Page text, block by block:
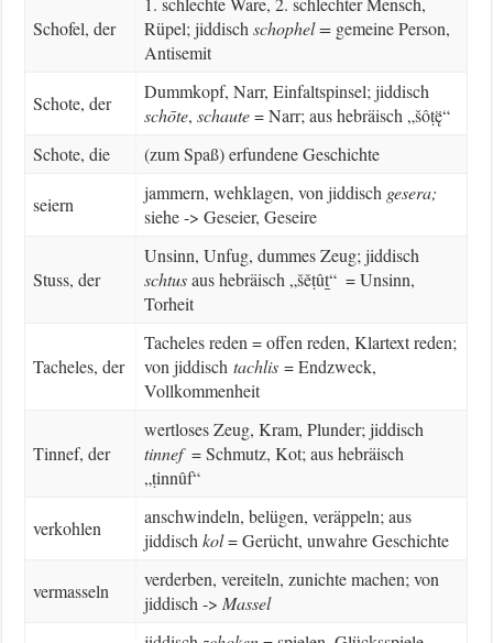
Schofel, der
Rüpel; jiddischschophel = gemeine Person,
Antisemit
Schote, der
Dummkopf, Narr, Einfaltspinsel; jiddisch
schōte, schaute= Narr; aus hebräisch „šôṭę̈“
Schote, die
(zum Spaß) erfundene Geschichte
seiern
jammern, wehklagen, von jiddisch gesera;
siehe -> Geseier, Geseire
Stuss, der
Unsinn, Unfug, dummes Zeug; jiddisch
schtusaus hebräisch „šěṭûṯ“ = Unsinn,
Torheit
Tacheles, der
Tacheles reden = offen reden, Klartext reden;
von jiddisch tachlis = Endzweck,
Vollkommenheit
Tinnef, der
wertloses Zeug, Kram, Plunder; jiddisch
tinnef= Schmutz, Kot; aus hebräisch
„ṭinnûf“
verkohlen
anschwindeln, belügen, veräppeln; aus
jiddischkol= Gerücht, unwahre Geschichte
vermasseln
verderben, vereiteln, zunichte machen; von
jiddisch -> Massel